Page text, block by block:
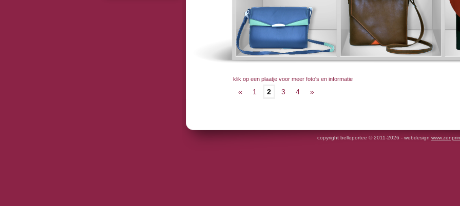
klik op een plaatje voor meer foto's en informatie
« 1 2 3 4 »
copyright belleportee © 2011-2026 - webdesign